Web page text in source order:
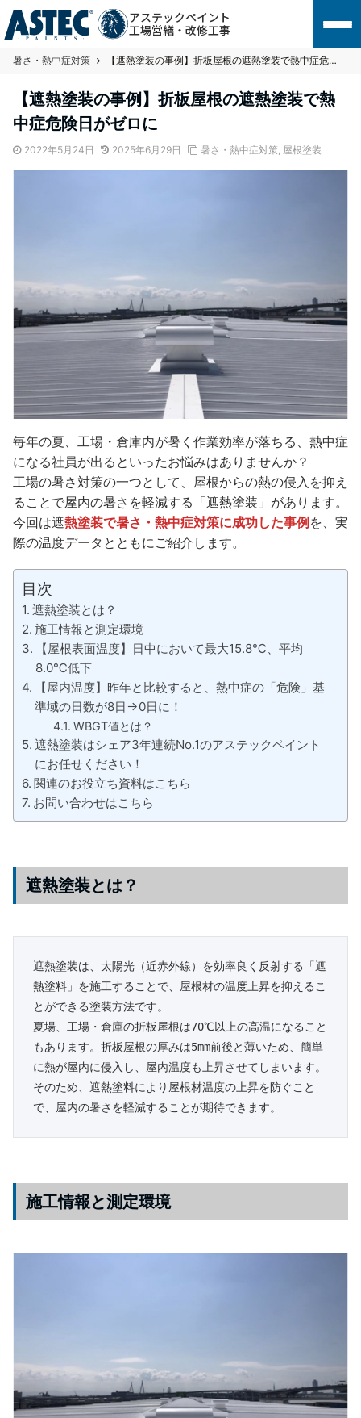
アステックペイント
工場営繕・改修工事
暑さ・熱中症対策 【遮熱塗装の事例】折板屋根の遮熱塗装で熱中症危険日がゼロに
【遮熱塗装の事例】折板屋根の遮熱塗装で熱
中症危険日がゼロに
2022年5月24日 2025年6月29日 暑さ・熱中症対策, 屋根塗装
毎年の夏、工場・倉庫内が暑く作業効率が落ちる、熱中症
になる社員が出るといったお悩みはありませんか？
工場の暑さ対策の一つとして、屋根からの熱の侵入を抑え
ることで屋内の暑さを軽減する「遮熱塗装」があります。
今回は遮熱塗装で暑さ・熱中症対策に成功した事例を、実
際の温度データとともにご紹介します。
目次
遮熱塗装とは？
施工情報と測定環境
【屋根表面温度】日中において最大15.8℃、平均
8.0℃低下
【屋内温度】昨年と比較すると、熱中症の「危険」基
準域の日数が8日→0日に！
WBGT値とは？
遮熱塗装はシェア3年連続No.1のアステックペイント
にお任せください！
関連のお役立ち資料はこちら
お問い合わせはこちら
遮熱塗装とは？
遮熱塗装は、太陽光（近赤外線）を効率良く反射する「遮
熱塗料」を施工することで、屋根材の温度上昇を抑えるこ
とができる塗装方法です。
夏場、工場・倉庫の折板屋根は70℃以上の高温になること
もあります。折板屋根の厚みは5mm前後と薄いため、簡単
に熱が屋内に侵入し、屋内温度も上昇させてしまいます。
そのため、遮熱塗料により屋根材温度の上昇を防ぐこと
で、屋内の暑さを軽減することが期待できます。
施工情報と測定環境